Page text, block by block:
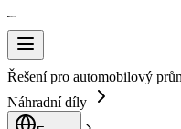
Řešení pro automobilový
Náhradní díly